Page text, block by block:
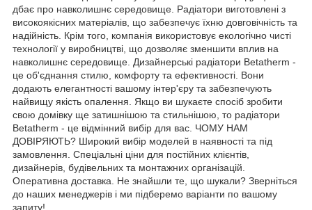
дбає про навколишнє середовище. Радіатори виготовлені з
високоякісних матеріалів, що забезпечує їхню довговічність та
надійність. Крім того, компанія використовує екологічно чисті
технології у виробництві, що дозволяє зменшити вплив на
навколишнє середовище. Дизайнерські радіатори Betatherm -
це об'єднання стилю, комфорту та ефективності. Вони
додають елегантності вашому інтер'єру та забезпечують
найвищу якість опалення. Якщо ви шукаєте спосіб зробити
свою домівку ще затишнішою та стильнішою, то радіатори
Betatherm - це відмінний вибір для вас. ЧОМУ НАМ
ДОВІРЯЮТЬ? Широкий вибір моделей в наявності та під
замовлення. Спеціальні ціни для постійних клієнтів,
дизайнерів, будівельних та монтажних організацій.
Оперативна доставка. Не знайшли те, що шукали? Зверніться
до наших менеджерів і ми підберемо варіанти по вашому
запиту!